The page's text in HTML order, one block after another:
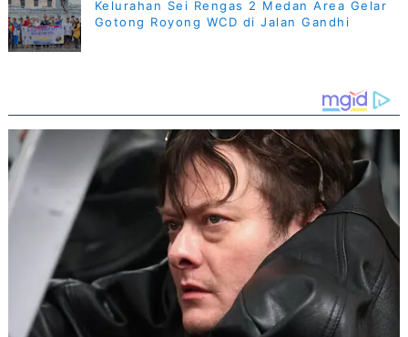
Kelurahan Sei Rengas 2 Medan Area Gelar
Gotong Royong WCD di Jalan Gandhi